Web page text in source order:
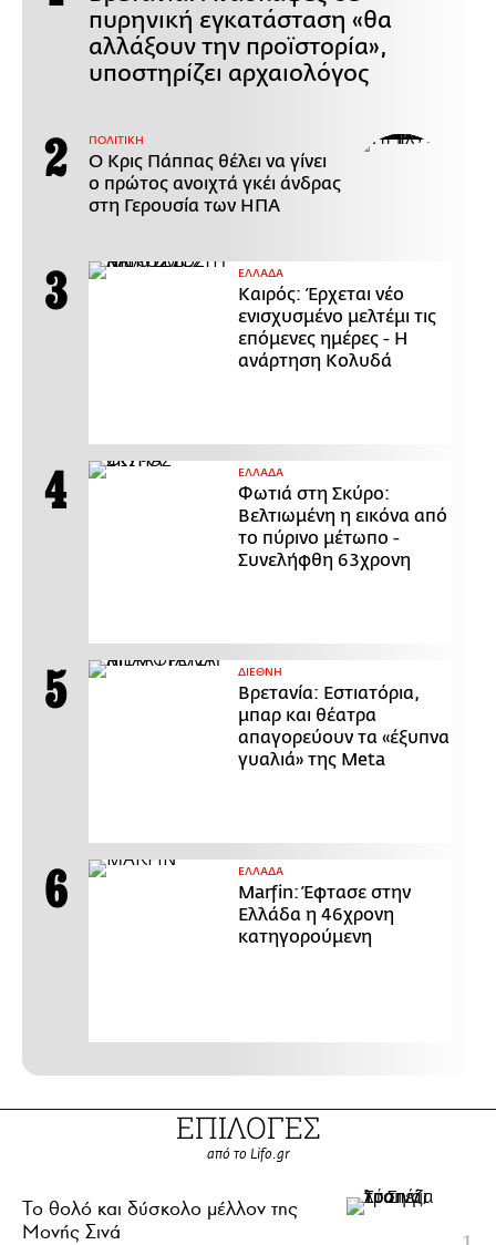
πυρηνική εγκατάσταση «θα
αλλάξουν την προϊστορία»,
υποστηρίζει αρχαιολόγος
ΠΟΛΙΤΙΚΗ
Ο Κρις Πάππας θέλει να γίνει
ο πρώτος ανοιχτά γκέι άνδρας
στη Γερουσία των ΗΠΑ
ΕΛΛΑΔΑ
Καιρός: Έρχεται νέο
ενισχυσμένο μελτέμι τις
επόμενες ημέρες - Η
ανάρτηση Κολυδά
ΕΛΛΑΔΑ
Φωτιά στη Σκύρο:
Βελτιωμένη η εικόνα από
το πύρινο μέτωπο -
Συνελήφθη 63χρονη
ΔΙΕΘΝΗ
Βρετανία: Εστιατόρια,
μπαρ και θέατρα
απαγορεύουν τα «έξυπνα
γυαλιά» της Meta
ΕΛΛΑΔΑ
Marfin: Έφτασε στην
Ελλάδα η 46χρονη
κατηγορούμενη
ΕΠΙΛΟΓΕΣ
από το Lifo.gr
Το θολό και δύσκολο μέλλον της
Μονής Σινά